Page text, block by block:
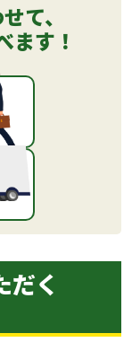
て、
ます！
だく